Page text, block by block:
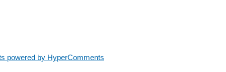
powered by HyperComments